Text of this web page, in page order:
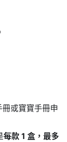
或寶寶手冊申
每款 1 盒，最多